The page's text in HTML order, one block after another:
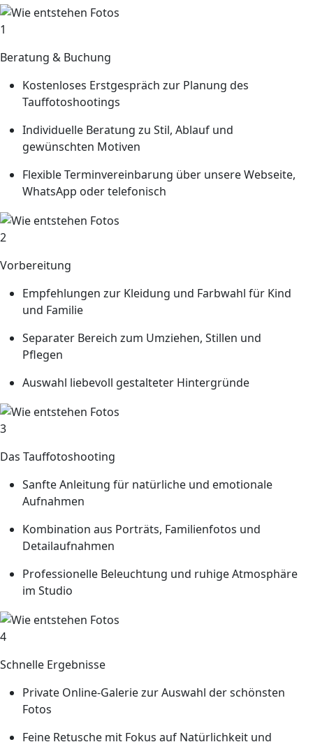
1
Beratung & Buchung
Kostenloses Erstgespräch zur Planung des
Tauffotoshootings
Individuelle Beratung zu Stil, Ablauf und
gewünschten Motiven
Flexible Terminvereinbarung über unsere Webseite,
WhatsApp oder telefonisch
2
Vorbereitung
Empfehlungen zur Kleidung und Farbwahl für Kind
und Familie
Separater Bereich zum Umziehen, Stillen und
Pflegen
Auswahl liebevoll gestalteter Hintergründe
3
Das Tauffotoshooting
Sanfte Anleitung für natürliche und emotionale
Aufnahmen
Kombination aus Porträts, Familienfotos und
Detailaufnahmen
Professionelle Beleuchtung und ruhige Atmosphäre
im Studio
4
Schnelle Ergebnisse
Private Online-Galerie zur Auswahl der schönsten
Fotos
Feine Retusche mit Fokus auf Natürlichkeit und